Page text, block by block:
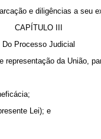
e diligências a seu
CAPÍTULO III
Do Processo Judicial
da União,
Lei); e